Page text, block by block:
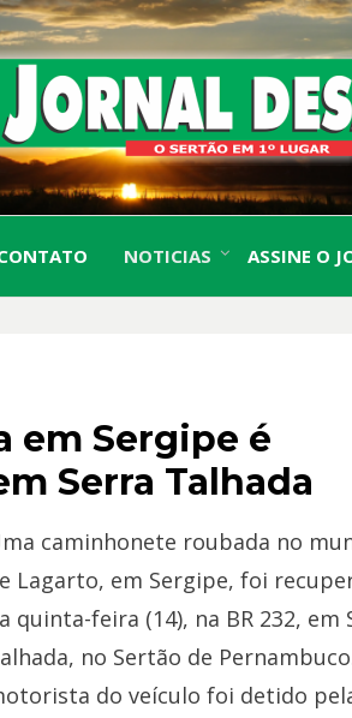
O Sertão em
NOTICIAS ASSINE O
em Sergipe é
Serra Talhada
caminhonete roubada no
Lagarto, em Sergipe, foi
quinta-feira (14), na BR 232, em
no Sertão de
do veículo foi detido